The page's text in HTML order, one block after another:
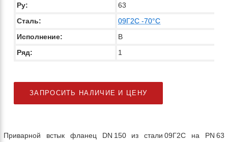
Ру:
63
Сталь:
09Г2С -70°C
Исполнение:
В
Ряд:
1
ЗАПРОСИТЬ НАЛИЧИЕ И ЦЕНУ
Приварной встык фланец DN 150 из стали 09Г2С на PN 63